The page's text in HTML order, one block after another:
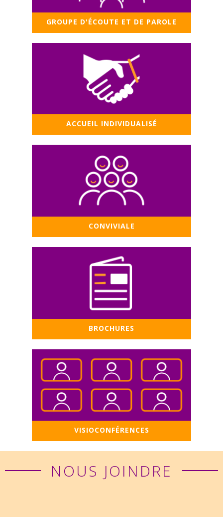
GROUPE D'ÉCOUTE ET DE PAROLE
ACCUEIL INDIVIDUALISÉ
CONVIVIALE
BROCHURES
VISIOCONFÉRENCES
NOUS JOINDRE